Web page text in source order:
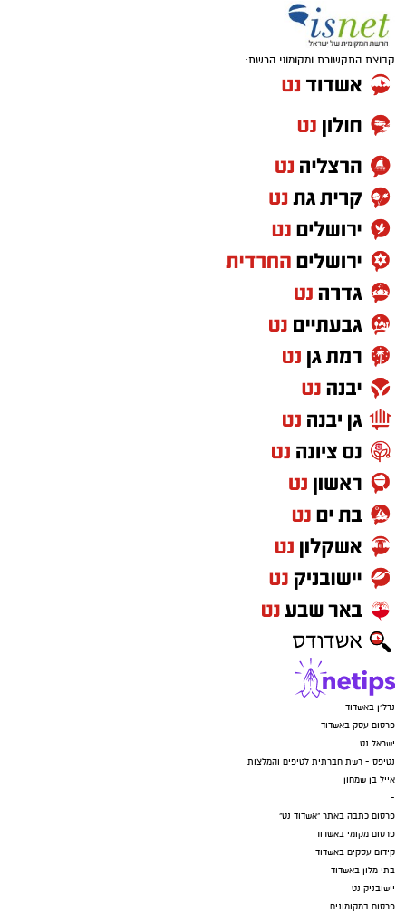
קבוצת התקשורת ומקומוני הרשת:
נדל"ן באשדוד
פרסום עסק באשדוד
ישראל נט
נטיפס - רשת חברתית לטיפים והמלצות
אייל בן שמחון
-
פרסום כתבה באתר "אשדוד נט"
פרסום מקומי באשדוד
קידום עסקים באשדוד
בתי מלון באשדוד
יישובניק נט
פרסום במקומונים